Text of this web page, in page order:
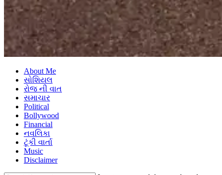
About Me
સોશિયલ
રોજ ની વાત
સમાચાર
Political
Bollywood
Financial
નવલિકા
ટૂંકી વાર્તા
Music
Disclaimer